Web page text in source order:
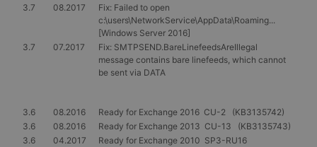
3.7
08.2017
Fix: Failed to open
c:\users\NetworkService\AppData\Roaming...
[Windows Server 2016]
3.7
07.2017
Fix: SMTPSEND.BareLinefeedsAreIllegal
message contains bare linefeeds, which cannot
be sent via DATA
3.6 08.2016
Ready for Exchange 2016 CU-2 (KB3135742)
3.6
08.2016
Ready for Exchange 2013 CU-13 (KB3135743)
3.6
04.2017
Ready for Exchange 2010 SP3-RU16